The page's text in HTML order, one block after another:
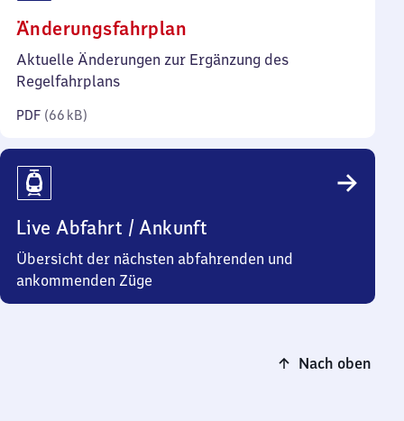
Änderungsfahrplan
66
Aktuelle Änderungen zur Ergänzung des
Regelfahrplans
PDF (66 kB)
Live Abfahrt / Ankunft
Übersicht der nächsten abfahrenden und
ankommenden Züge
Nach oben